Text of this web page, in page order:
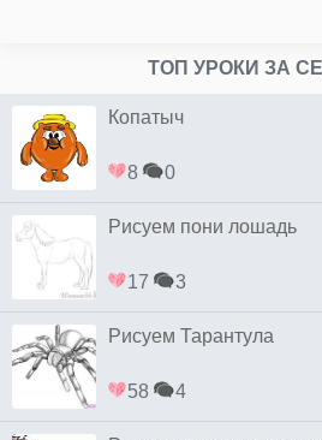
ТОП УРОКИ ЗА
Копатыч
8 0
Рисуем пони лошадь
17 3
Рисуем Тарантула
58 4